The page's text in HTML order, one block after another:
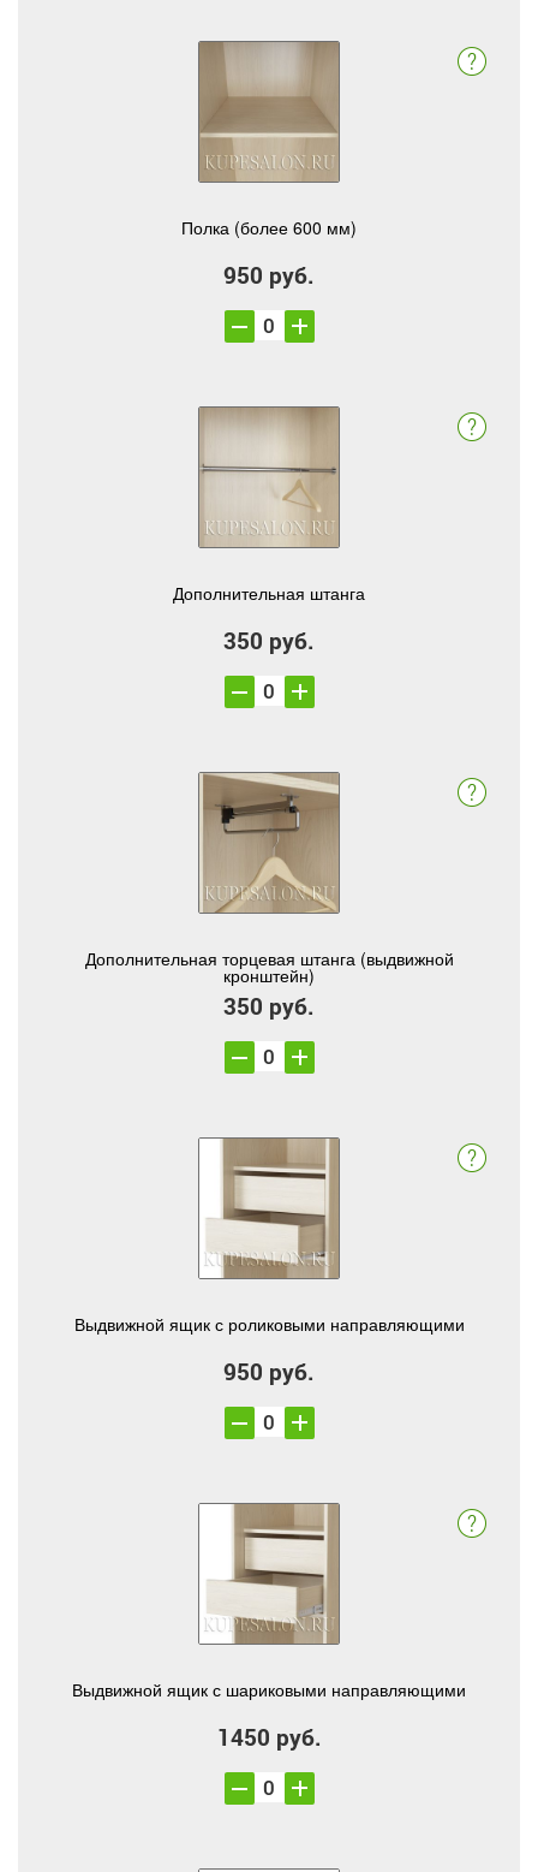
Полка (более 600 мм)
950 руб.
Дополнительная штанга
350 руб.
Дополнительная торцевая штанга (выдвижной
кронштейн)
350 руб.
Выдвижной ящик с роликовыми направляющими
950 руб.
Выдвижной ящик с шариковыми направляющими
1450 руб.